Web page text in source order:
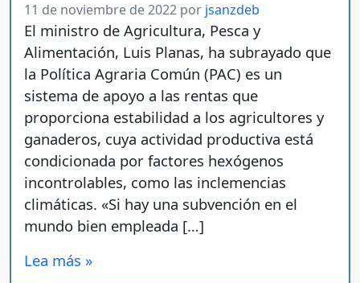
11 de noviembre de 2022 por jsanzdeb
El ministro de Agricultura, Pesca y
Alimentación, Luis Planas, ha subrayado que
la Política Agraria Común (PAC) es un
sistema de apoyo a las rentas que
proporciona estabilidad a los agricultores y
ganaderos, cuya actividad productiva está
condicionada por factores hexógenos
incontrolables, como las inclemencias
climáticas. «Si hay una subvención en el
mundo bien empleada […]
Lea más »